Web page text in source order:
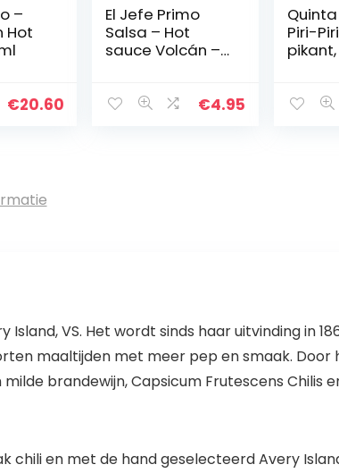
–
Hot
€20.60
El Jefe Primo
Salsa – Hot
sauce Volcán –
€4.95
Quinta
Piri-
VS. Het wordt sinds haar uitvinding in
maaltijden met meer pep en smaak. Door
brandewijn, Capsicum Frutescens Chilis
chili en met de hand geselecteerd Avery